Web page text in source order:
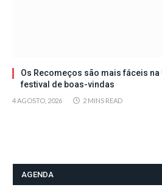
Os Recomeços são mais fáceis
festival de boas-vindas
4 AGOSTO, 2026 2 MINS READ
AGENDA